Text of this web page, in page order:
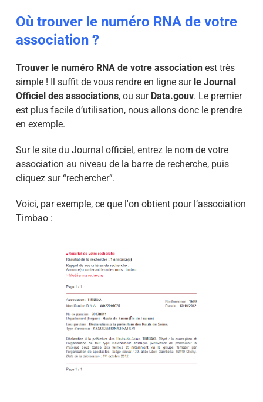
Où trouver le numéro RNA de votre
association ?
Trouver le numéro RNA de votre associationest très
simple ! Il suffit de vous rendre en ligne sur le Journal
Officiel des associations, ou sur Data.gouv. Le premier
est plus facile d’utilisation, nous allons donc le prendre
en exemple.
Sur le site du Journal officiel, entrez le nom de votre
association au niveau de la barre de recherche, puis
cliquez sur “rechercher”.
Voici, par exemple, ce que l'on obtient pour l’association
Timbao :